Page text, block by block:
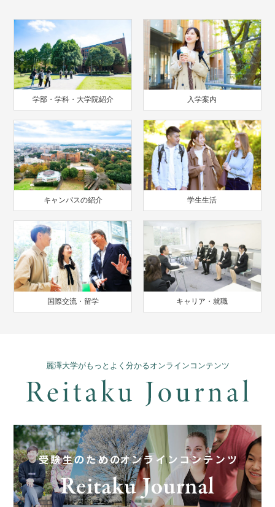
学部・学科・大学院紹介 入学案内
キャンパスの紹介 学生生活
国際交流・留学 キャリア・就職
麗澤大学がもっとよく分かるオンラインコンテンツ